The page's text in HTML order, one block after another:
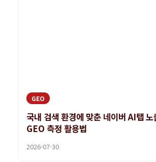
GEO
국내 검색 환경에 맞춘 네이버 AI탭
GEO 측정 활용법
2026-07-30